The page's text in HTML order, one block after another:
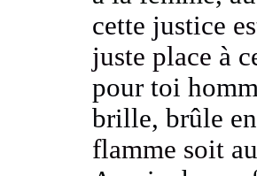
cette justice
juste place à
pour toi
brille, brûle
flamme soit